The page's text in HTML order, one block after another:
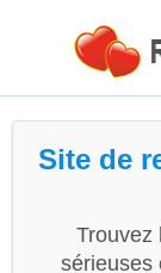
Site de
Trouvez
sérieuses